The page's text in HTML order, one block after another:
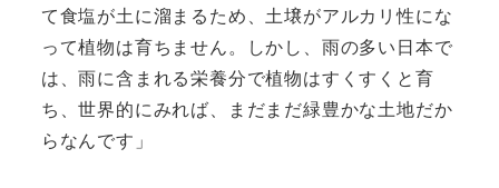
て食塩が土に溜まるため、土壌がアルカリ性にな
って植物は育ちません。しかし、雨の多い日本で
は、雨に含まれる栄養分で植物はすくすくと育
ち、世界的にみれば、まだまだ緑豊かな土地だか
らなんです」